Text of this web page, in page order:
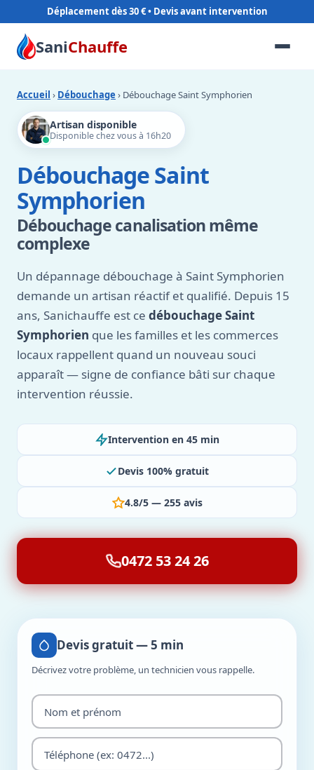
Déplacement dès 30 €
SaniChauffe
Accueil › Débouchage › Débouchage Saint Symphorien
Artisan disponible
Disponible chez vous à 16h20
Débouchage Saint
Symphorien
Débouchage canalisation même
complexe
Un dépannage débouchage à Saint Symphorien
demande un artisan réactif et qualifié. Depuis 15
ans, Sanichauffe est ce débouchage Saint
Symphorien que les familles et les commerces
locaux rappellent quand un nouveau souci
apparaît — signe de confiance bâti sur chaque
intervention réussie.
Intervention en 45 min
Devis 100% gratuit
4.8/5 — 255 avis
0472 53 24 26
Devis gratuit — 5 min
Décrivez votre problème, un technicien vous rappelle.